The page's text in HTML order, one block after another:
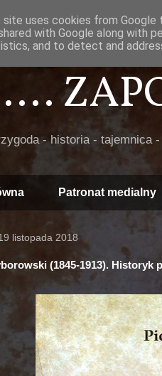
- historia - tajemnica
Patronat medialny
listopada 2018
(1845-1913). Historyk
site uses cookies from Google
with Google along with
and to detect and